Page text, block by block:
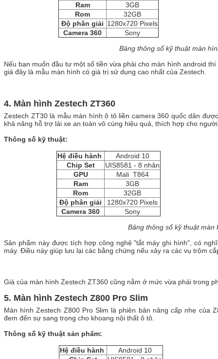
Ram
3GB
Rom
32GB
Độ phân giải 1280x720 Pixels
Camera 360
Sony
Bảng thông số kỹ thuật màn
Nếu bạn muốn đầu tư một số tiền vừa phải cho màn hình android
giá đây là mẫu màn hình có giá trị sử dụng cao nhất của Zestech.
4. Màn hình Zestech ZT360
Zestech ZT30 là mẫu màn hình ô tô liền camera 360 quốc dân
khả năng hỗ trợ lái xe an toàn vô cùng hiệu quả, thích hợp cho
Thông số kỹ thuật:
Hệ điều hành
Android 10
Chip Set
UIS8581 - 8 nhân
GPU
Mali T864
Ram
3GB
Rom
32GB
Độ phân giải
1280x720 Pixels
Camera 360
Sony
Bảng thông số kỹ thuật màn
Sản phẩm này được tích hợp công nghệ "tắt máy ghi hình", có
máy. Điều này giúp lưu lại các bằng chứng nếu xảy ra các vụ trộm
Giá của màn hình Zestech ZT360 cũng nằm ở mức vừa phải trong
5. Màn hình Zestech Z800 Pro Slim
Màn hình Zestech Z800 Pro Slim là phiên bản nâng cấp nhẹ của
đem đến sự sang trọng cho khoang nội thất ô tô.
Thông số kỹ thuật sản phẩm:
Hệ điều hành
Android 10